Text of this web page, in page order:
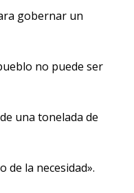
gobernar un
no puede ser
una tonelada de
de la necesidad».